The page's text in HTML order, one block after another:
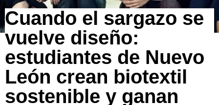
Cuando el sargazo se
vuelve diseño:
estudiantes de Nuevo
León crean biotextil
sostenible y ganan